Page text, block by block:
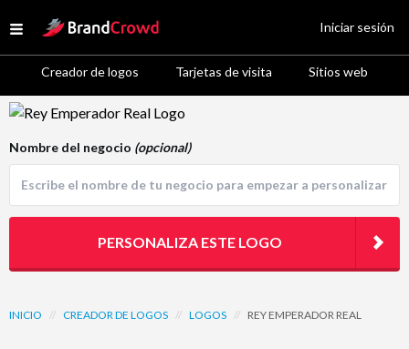
Open menu
Site Logo
Creador de logos Tarjetas de visita Sitios web
Iniciar sesión
Logo Template Preview
INICIO // CREADOR DE LOGOS // LOGOS // REY EMPERADOR REAL
Nombre del negocio (opcional)
PERSONALIZA ESTE LOGO